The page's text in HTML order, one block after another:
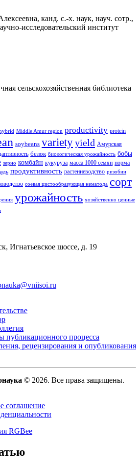
, канд. с.-х. наук, науч. сотр.,
исследовательский институт
сельскохозяйственная библиотека
Middle Amur region productivity protein
soybeans varietyyield Амурская
белок биологическая урожайность бобы
зерно комбайн кукуруза масса 1000 семян норма
продуктивность растениеводство ризобии
соевая цистообразующая нематода сорт
урожайность хозяйственно ценные
Игнатьевское шоссе, д. 19
публикационного процесса
рецензирования и опубликования
© 2026. Все права защищены.
соглашение
RGBee